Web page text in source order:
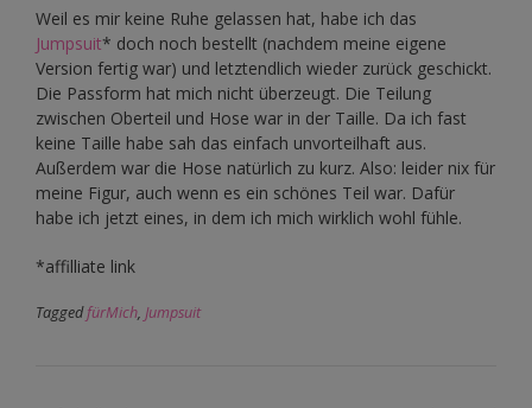
Weil es mir keine Ruhe gelassen hat, habe ich das
Jumpsuit* doch noch bestellt (nachdem meine eigene
Version fertig war) und letztendlich wieder zurück geschickt.
Die Passform hat mich nicht überzeugt. Die Teilung
zwischen Oberteil und Hose war in der Taille. Da ich fast
keine Taille habe sah das einfach unvorteilhaft aus.
Außerdem war die Hose natürlich zu kurz. Also: leider nix für
meine Figur, auch wenn es ein schönes Teil war. Dafür
habe ich jetzt eines, in dem ich mich wirklich wohl fühle.
*affilliate link
TaggedfürMich, Jumpsuit